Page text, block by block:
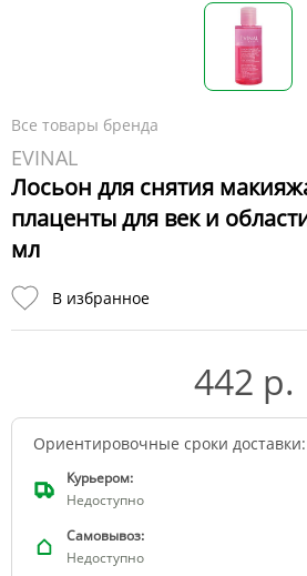
Все товары бренда
EVINAL
Лосьон для снятия
плаценты для век и
мл
В избранное
442 р.
Ориентировочные сроки доставки:
Курьером:
Недоступно
Самовывоз:
Недоступно